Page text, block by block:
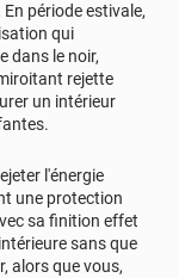
C’est un
de vos
à vous
L'équipe
En période estivale,
qui
dans le noir,
rejette
un intérieur
l'énergie
une protection
sa finition effet
sans que
alors que vous,